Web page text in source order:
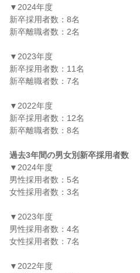
▼2024年度
新卒採用者数：8名
新卒離職者数：2名
▼2023年度
新卒採用者数：11名
新卒離職者数：7名
▼2022年度
新卒採用者数：12名
新卒離職者数：8名
過去3年間の男女別新卒採用者数
▼2024年度
男性採用者数：5名
女性採用者数：3名
▼2023年度
男性採用者数：4名
女性採用者数：7名
▼2022年度